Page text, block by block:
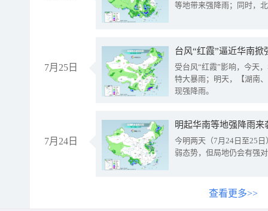
等地带来强降雨；同时，
7月25日
台风“红霞”逼近华南
受台风“红霞”影响，今天
特大暴雨；明天，【湖南
现强降雨。
7月24日
明起华南等地强降雨
今明两天（7月24日至25
弱态势，但局地仍会有强
查看更多>>